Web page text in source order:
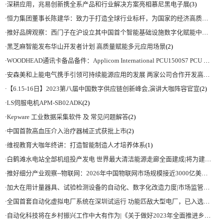
·深耕应用，兆易创新携全系产品和行业解决方案亮相慕尼黑电子展(3)
·恒力集团董事长陈建华：致力于打造全球行业标杆，为国家的经济高质量发展贡献更大力量|上海电气集团党委书记、董事长吴磊来访
·推好品牌观察：西门子在沪设立其中国首个智能基础设施数字化赋能中心
·黑芝麻智能发布华山开发者计划 高质量赋能多元应用场景(2)
·WOODHEAD通讯卡备品备件：Applicom International PCU1500S7 PCU 1500 S7 V4.5.0
·安森美和上能电气携手引领可持续能源应用的发展 两家公司合作开发高性能储能和太阳能组串式逆变器方案 以实现可持续的未来
· 【6.15-16日】2023第八届中国数字供应链创新峰会,演讲大咖阵容官宣(2)
·LS伺服电机APM-SB02ADK(2)
·Kepware 工业数据采集软件 及 常见问题解答(2)
·中国首款高血压介入治疗器械正式获批上市(2)
·维视教育大咖年终讲：打造智能制造人才培养体系(1)
·白鹤滩水电站全部机组投产发电 世界最大清洁能源走廊全面建成|将为建设新型能源体系、保障国家能源安全、实现“双碳”目标提供有力支撑
·推好细分产业观察--物联网：2026年中国物联网市场规模接近3000亿美元 智慧工厂、智慧城市、智慧电网等将占60%以上
·加大在用计量器具、试验检测设备的自动化、数字化改造力度|市场监管总局 工业和信息化部 关于促进企业计量能力提升的指导意见
·全国首套自动化虚拟电厂系统在深圳试运行 功能匹敌大型电厂，已入选国际典型案例
· 自动化科技将在乡村振兴工作中大有作为|《关于做好2023年全面推进乡村振兴重点工作的意见》发布